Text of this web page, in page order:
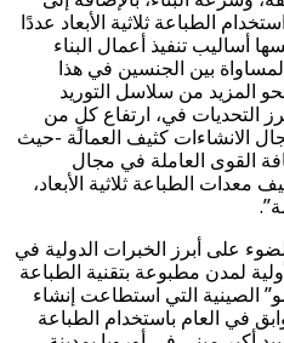
الطباعة ثلاثية الأبعاد عددًا
أساليب تنفيذ أعمال البناء
بين الجنسين في هذا
المزيد من سلاسل التوريد
التحديات في، ارتفاع كلٍ من
الانشاءات كثيف العمالة -حيث
القوى العاملة في مجال
معدات الطباعة ثلاثية الأبعاد،
على أبرز الخبرات الدولية في
لمدن مطبوعة بتقنية الطباعة
الصينية التي استطاعت إنشاء
سكني مكون من 5 طوابق في العام باستخدام الطباعة